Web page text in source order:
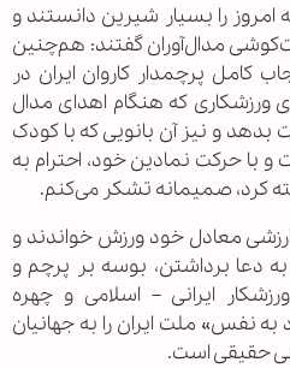
را بسیار شیرین دانستند و
مدال‌آوران گفتند: هم‌چنین
کامل پرچمدار کاروان ایران در
ورزشکاری که هنگام اهدای مدال
و نیز آن بانویی که با کودک
با حرکت نمادین خود، احترام به
کرد، صمیمانه تشکر می‌کنم.
ارزشی معادل خود ورزش خواندند و
دعا برداشتن، بوسه بر پرچم و
ایرانی – اسلامی و چهره
نفس» ملت ایران را به جهانیان
حقیقی است.